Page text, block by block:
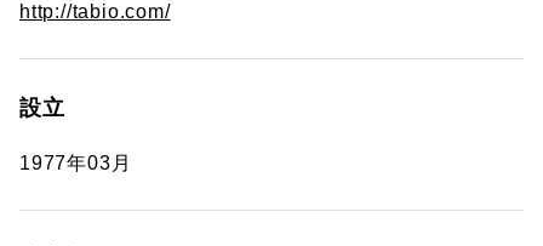
http://tabio.com/
設立
1977年03月